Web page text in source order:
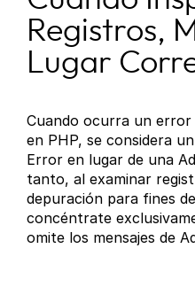
Registros,
Lugar
Cuando ocurra un
en PHP, se considera
Error en lugar de una
tanto, al examinar
depuración para fines
concéntrate
omite los mensajes de